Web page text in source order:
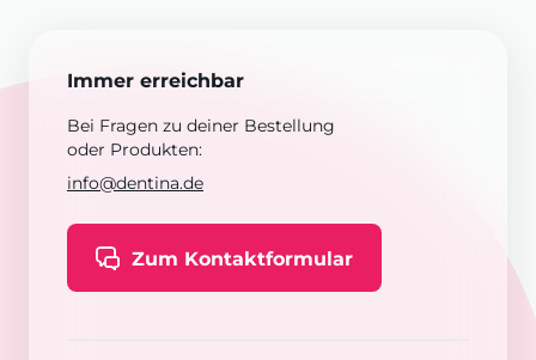
Immer erreichbar
Bei Fragen zu deiner Bestellung
oder Produkten:
info@dentina.de
Zum Kontaktformular